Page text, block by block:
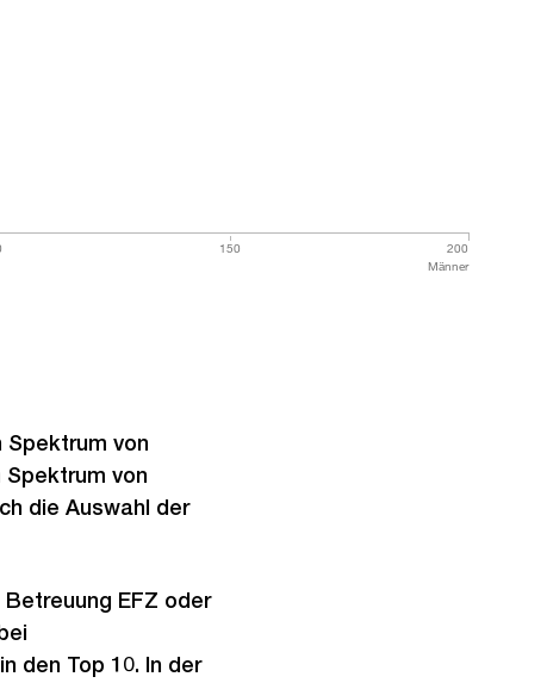
150 200
Männer
Spektrum von
Spektrum von
die Auswahl der
EFZ oder
den Top 10. In der